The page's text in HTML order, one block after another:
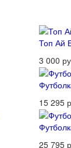
Топ Ай
3 000
15 295
25 795